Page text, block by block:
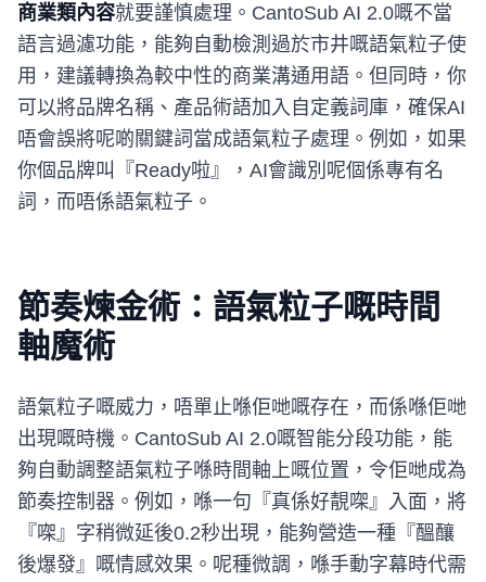
商業類內容就要謹慎處理。CantoSub AI 2.0嘅不當
語言過濾功能，能夠自動檢測過於市井嘅語氣粒子使
用，建議轉換為較中性的商業溝通用語。但同時，你
可以將品牌名稱、產品術語加入自定義詞庫，確保AI
唔會誤將呢啲關鍵詞當成語氣粒子處理。例如，如果
你個品牌叫『Ready啦』，AI會識別呢個係專有名
詞，而唔係語氣粒子。
節奏煉金術：語氣粒子嘅時間
軸魔術
語氣粒子嘅威力，唔單止喺佢哋嘅存在，而係喺佢哋
出現嘅時機。CantoSub AI 2.0嘅智能分段功能，能
夠自動調整語氣粒子喺時間軸上嘅位置，令佢哋成為
節奏控制器。例如，喺一句『真係好靚㗎』入面，將
『㗎』字稍微延後0.2秒出現，能夠營造一種『醞釀
後爆發』嘅情感效果。呢種微調，喺手動字幕時代需